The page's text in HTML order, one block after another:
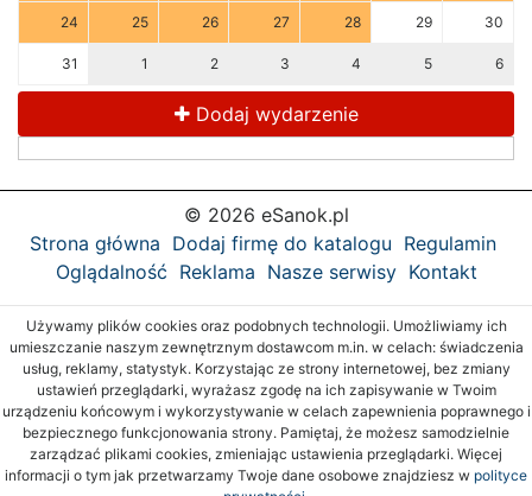
24 25 26 27 28 29 30
31 1 2 3 4 5 6
Dodaj wydarzenie
© 2026 eSanok.pl
Strona główna Dodaj firmę do katalogu Regulamin
Oglądalność Reklama Nasze serwisy Kontakt
Używamy plików cookies oraz podobnych technologii. Umożliwiamy ich
umieszczanie naszym zewnętrznym dostawcom m.in. w celach: świadczenia
usług, reklamy, statystyk. Korzystając ze strony internetowej, bez zmiany
ustawień przeglądarki, wyrażasz zgodę na ich zapisywanie w Twoim
urządzeniu końcowym i wykorzystywanie w celach zapewnienia poprawnego i
bezpiecznego funkcjonowania strony. Pamiętaj, że możesz samodzielnie
zarządzać plikami cookies, zmieniając ustawienia przeglądarki. Więcej
informacji o tym jak przetwarzamy Twoje dane osobowe znajdziesz w polityce